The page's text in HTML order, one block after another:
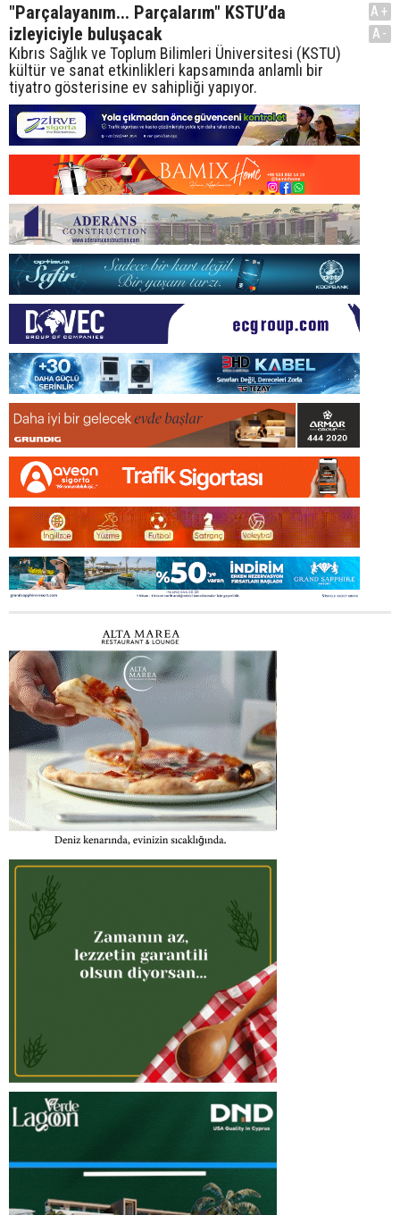
"Parçalayanım... Parçalarım" KSTU’da
izleyiciyle buluşacak
Kıbrıs Sağlık ve Toplum Bilimleri Üniversitesi (KSTU)
kültür ve sanat etkinlikleri kapsamında anlamlı bir
tiyatro gösterisine ev sahipliği yapıyor.
A+
A-